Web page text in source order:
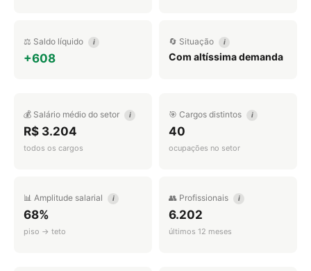
⚖️ Saldo líquido i
+608
🔄 Situação i
Com altíssima demanda
💰 Salário médio do setor i
R$ 3.204
todos os cargos
🎯 Cargos distintos i
40
ocupações no setor
📊 Amplitude salarial i
68%
piso → teto
👥 Profissionais i
6.202
últimos 12 meses